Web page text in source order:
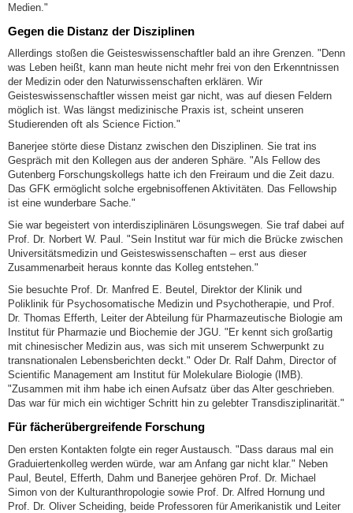
Medien."
Gegen die Distanz der Disziplinen
Allerdings stoßen die Geisteswissenschaftler bald an ihre Grenzen. "Denn
was Leben heißt, kann man heute nicht mehr frei von den Erkenntnissen
der Medizin oder den Naturwissenschaften erklären. Wir
Geisteswissenschaftler wissen meist gar nicht, was auf diesen Feldern
möglich ist. Was längst medizinische Praxis ist, scheint unseren
Studierenden oft als Science Fiction."
Banerjee störte diese Distanz zwischen den Disziplinen. Sie trat ins
Gespräch mit den Kollegen aus der anderen Sphäre. "Als Fellow des
Gutenberg Forschungskollegs hatte ich den Freiraum und die Zeit dazu.
Das GFK ermöglicht solche ergebnisoffenen Aktivitäten. Das Fellowship
ist eine wunderbare Sache."
Sie war begeistert von interdisziplinären Lösungswegen. Sie traf dabei auf
Prof. Dr. Norbert W. Paul. "Sein Institut war für mich die Brücke zwischen
Universitätsmedizin und Geisteswissenschaften – erst aus dieser
Zusammenarbeit heraus konnte das Kolleg entstehen."
Sie besuchte Prof. Dr. Manfred E. Beutel, Direktor der Klinik und
Poliklinik für Psychosomatische Medizin und Psychotherapie, und Prof.
Dr. Thomas Efferth, Leiter der Abteilung für Pharmazeutische Biologie am
Institut für Pharmazie und Biochemie der JGU. "Er kennt sich großartig
mit chinesischer Medizin aus, was sich mit unserem Schwerpunkt zu
transnationalen Lebensberichten deckt." Oder Dr. Ralf Dahm, Director of
Scientific Management am Institut für Molekulare Biologie (IMB).
"Zusammen mit ihm habe ich einen Aufsatz über das Alter geschrieben.
Das war für mich ein wichtiger Schritt hin zu gelebter Transdisziplinarität."
Für fächerübergreifende Forschung
Den ersten Kontakten folgte ein reger Austausch. "Dass daraus mal ein
Graduiertenkolleg werden würde, war am Anfang gar nicht klar." Neben
Paul, Beutel, Efferth, Dahm und Banerjee gehören Prof. Dr. Michael
Simon von der Kulturanthropologie sowie Prof. Dr. Alfred Hornung und
Prof. Dr. Oliver Scheiding, beide Professoren für Amerikanistik und Leiter